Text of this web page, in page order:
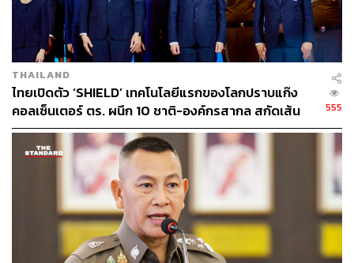
รัฐบาลไทยระบุว่าจะเดินหน้าต่อต้านการค้ามนุษย์อย่าง
จริงจังต่อไป เพื่อปกป้องคุ้มครองศักดิ์ศรีความเป็นมนุษย์ตาม
หลักสิทธิมนุษยชนและหลักมนุษยธรรมที่ไทยให้ความสำคัญ
มาโดยตลอด ขณะเดียวกัน ไทยพร้อมร่วมมือกับหุ้นส่วนต่างๆ
ที่มีเจตนาสร้างสรรค์ ทั้งภายในไทยและต่างประเทศ เพื่อขจัด
สิ้นไปในที่สุด
THAILAND
ไทยเปิดตัว ‘SHIELD’ เทคโนโลยีแรกของโลกปราบแก๊ง
คอลเซ็นเตอร์ ตร. ผนึก 10 ชาติ-องค์กรสากล สกัดเส้น
ทางค้ามนุษย์ข้ามชาติ
555